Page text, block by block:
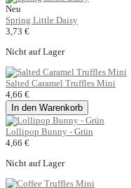
Neu
Spring Little Daisy
3,73 €
Nicht auf Lager
Salted Caramel Truffles Mini
4,66 €
In den Warenkorb
Lollipop Bunny - Grün
4,66 €
Nicht auf Lager